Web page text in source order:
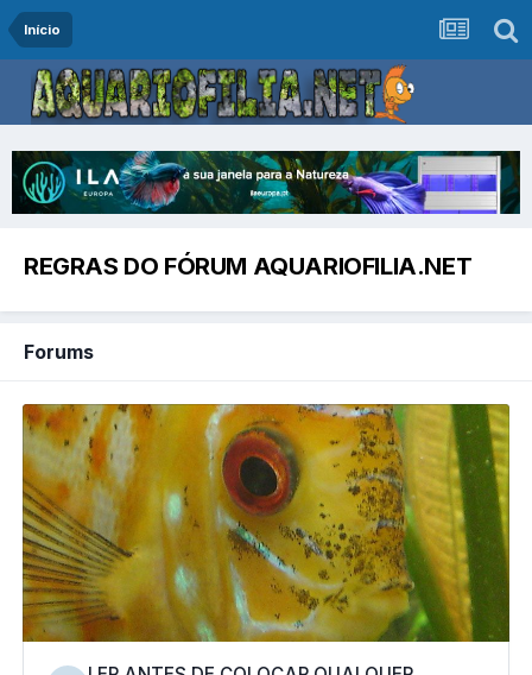
Início
REGRAS DO FÓRUM AQUARIOFILIA.NET
Forums